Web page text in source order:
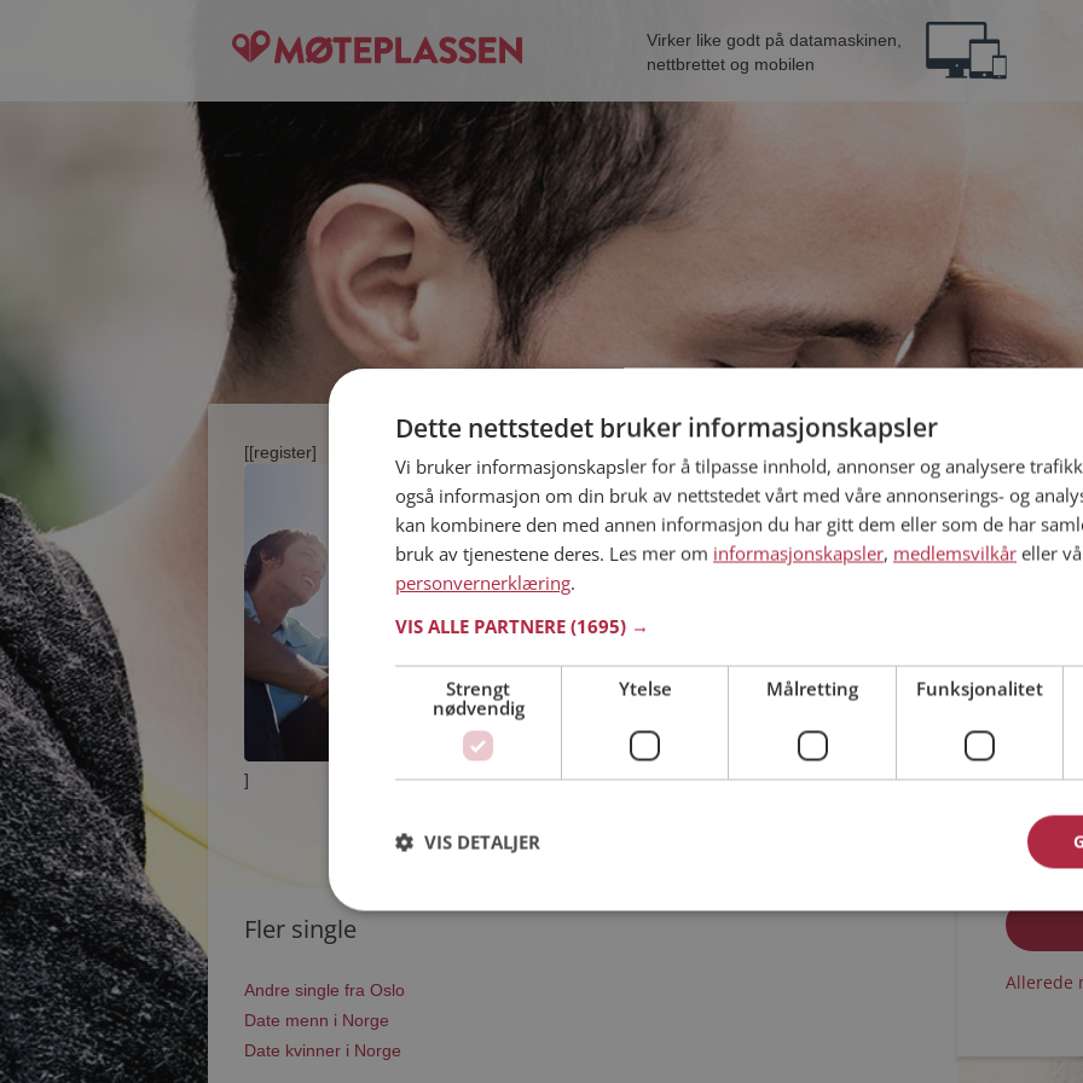
Virker like godt på datamaskinen,
nettbrettet og mobilen
[[register]
]
Fler single
Andre single fra Oslo
Date menn i Norge
Date kvinner i Norge
Jeg er en:
Jeg
Jeg
Allerede
Dette nettstedet bruker informasjonskapsler
Vi bruker informasjonskapsler for å tilpasse innhold, annonser og analysere
også informasjon om din bruk av nettstedet vårt med våre annonserings- og
kan kombinere den med annen informasjon du har gitt dem eller som de har
bruk av tjenestene deres. Les mer om informasjonskapsler, medlemsvilkår eller
personvernerklæring.
VIS ALLE PARTNERE (1695) →
Strengt
nødvendig
Ytelse Målretting Funksjonalitet
VIS DETALJER